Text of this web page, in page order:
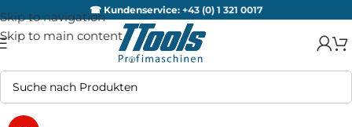
Skip to navigation
Skip to main content
☎ Kundenservice: +43 (0) 1 321 0017